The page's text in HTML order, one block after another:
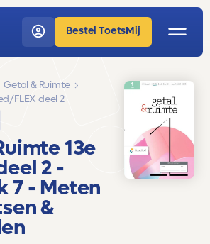
Bestel ToetsMij
Getal & Ruimte
FLEX deel 2
13e
2-
7 - Meten
&